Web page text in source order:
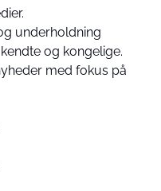
underholdning
og kongelige.
med fokus på